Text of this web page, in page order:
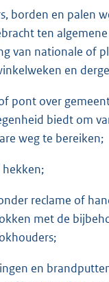
borden en palen
ten
van nationale of
en
pont over
biedt om
weg te bereiken;
reclame of
met de
en